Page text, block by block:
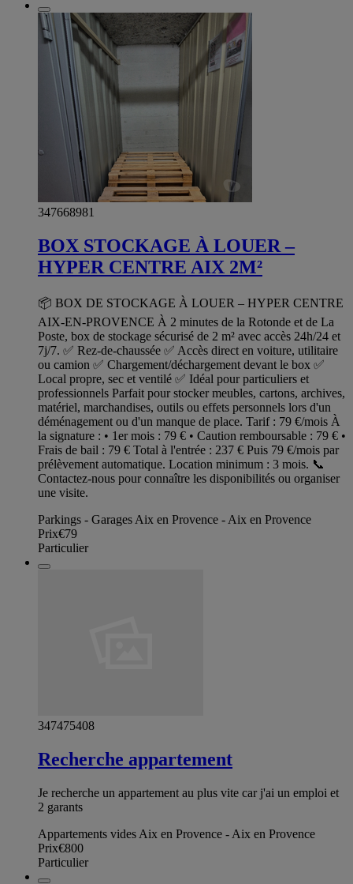
347668981
BOX STOCKAGE À LOUER –
HYPER CENTRE AIX 2M²
📦 BOX DE STOCKAGE À LOUER – HYPER CENTRE
AIX-EN-PROVENCE À 2 minutes de la Rotonde et de La
Poste, box de stockage sécurisé de 2 m² avec accès 24h/24 et
7j/7. ✅ Rez-de-chaussée ✅ Accès direct en voiture, utilitaire
ou camion ✅ Chargement/déchargement devant le box ✅
Local propre, sec et ventilé ✅ Idéal pour particuliers et
professionnels Parfait pour stocker meubles, cartons, archives,
matériel, marchandises, outils ou effets personnels lors d'un
déménagement ou d'un manque de place. Tarif : 79 €/mois À
la signature : • 1er mois : 79 € • Caution remboursable : 79 € •
Frais de bail : 79 € Total à l'entrée : 237 € Puis 79 €/mois par
prélèvement automatique. Location minimum : 3 mois. 📞
Contactez-nous pour connaître les disponibilités ou organiser
une visite.
Parkings - Garages Aix en Provence - Aix en Provence
Prix€79
Particulier
347475408
Recherche appartement
Je recherche un appartement au plus vite car j'ai un emploi et
2 garants
Appartements vides Aix en Provence - Aix en Provence
Prix€800
Particulier